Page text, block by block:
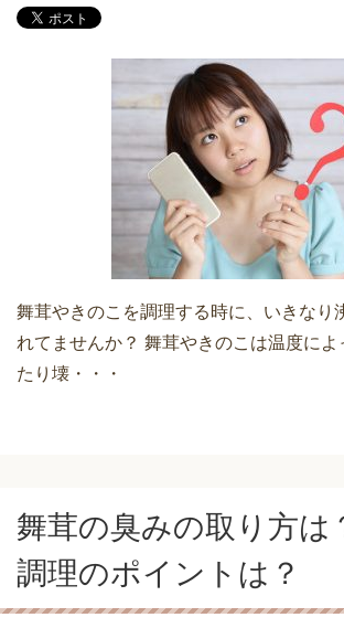
舞茸やきのこを調理する時に、いきなり
れてませんか？ 舞茸やきのこは温度によ
たり壊・・・
舞茸の臭みの取り方は
調理のポイントは？